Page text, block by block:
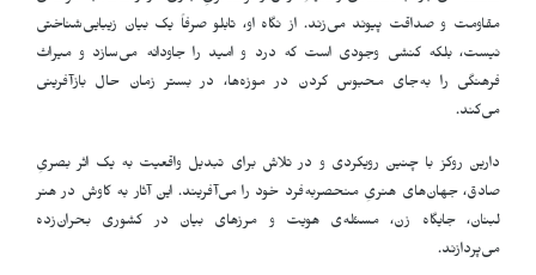
مقاومت و صداقت پیوند می‌زند. از نگاه او، تابلو صرفاً یک بیان زیبایی‌شناختی
نیست، بلکه کنشی وجودی است که درد و امید را جاودانه می‌سازد و میراث
فرهنگی را به‌جای محبوس کردن در موزه‌ها، در بستر زمان حال بازآفرینی
می‌کند.
دارین روکز با چنین رویکردی و در تلاش برای تبدیل واقعیت به یک اثر بصریِ
صادق، جهان‌های هنریِ منحصربه‌فرد خود را می‌آفریند. این آثار به کاوش در هنر
لبنان، جایگاه زن، مسئله‌ی هویت و مرزهای بیان در کشوری بحران‌زده
می‌پردازند.